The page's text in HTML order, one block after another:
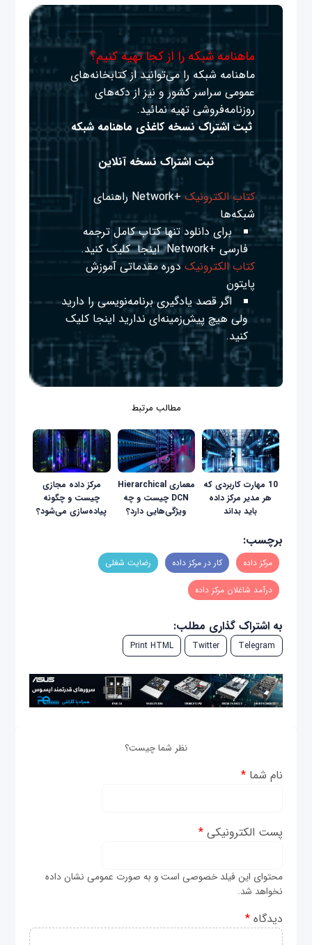
ماهنامه شبکه را از کجا تهیه کنیم؟
ماهنامه شبکه را می‌توانید از کتابخانه‌های
عمومی سراسر کشور و نیز از دکه‌های
روزنامه‌فروشی تهیه نمائید.
ثبت اشتراک نسخه کاغذی ماهنامه شبکه
ثبت اشتراک نسخه آنلاین
کتاب الکترونیک
+Network راهنمای
شبکه‌ها
برای دانلود تنها کتاب کامل ترجمه
فارسی +Network
اینجا کلیک کنید.
کتاب الکترونیک دوره مقدماتی آموزش
پایتون
اگر قصد یادگیری برنامه‌نویسی را دارید
ولی هیچ پیش‌زمینه‌ای نداریداینجا کلیک
کنید.
مطالب مرتبط
10 مهارت کاربردی که
هر مدیر مرکز داده
باید بداند
معماری Hierarchical
DCN چیست و چه
ویژگی‌هایی دارد؟
مرکز داده مجازی
چیست و چگونه
پیاده‌سازی می‌شود؟
برچسب:
مرکز داده کار در مرکز داده رضایت شغلی
درآمد شاغلان مرکز داده
به اشتراک گذاری مطلب:
Telegram
Twitter
Print HTML
نظر شما چیست؟
نام شما*
پست الکترونیکی*
محتوای این فیلد خصوصی است و به صورت عمومی نشان داده
نخواهد شد.
دیدگاه*